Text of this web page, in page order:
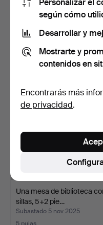
Un juego de comedor de 7
piezas, «Axet», e…
Subastado 2 dic 2025
8 pujas
59 USD
Una mesa de biblioteca
sillas, 5+2 pie…
Subastado 5 nov 2025
Personalizar el
según cómo
Desarrollar y
Mostrarte y
contenidos en
Encontrarás más
de privacidad.